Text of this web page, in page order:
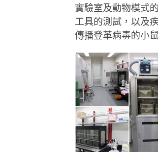
實驗室及動物模式
工具的測試，以及
傳播登革病毒的小